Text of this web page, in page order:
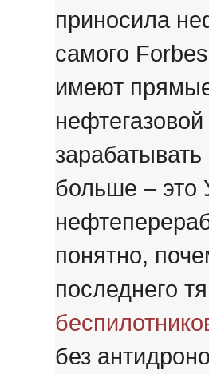
приносила
самого
имеют
больше – это
понятно,
последнего
без